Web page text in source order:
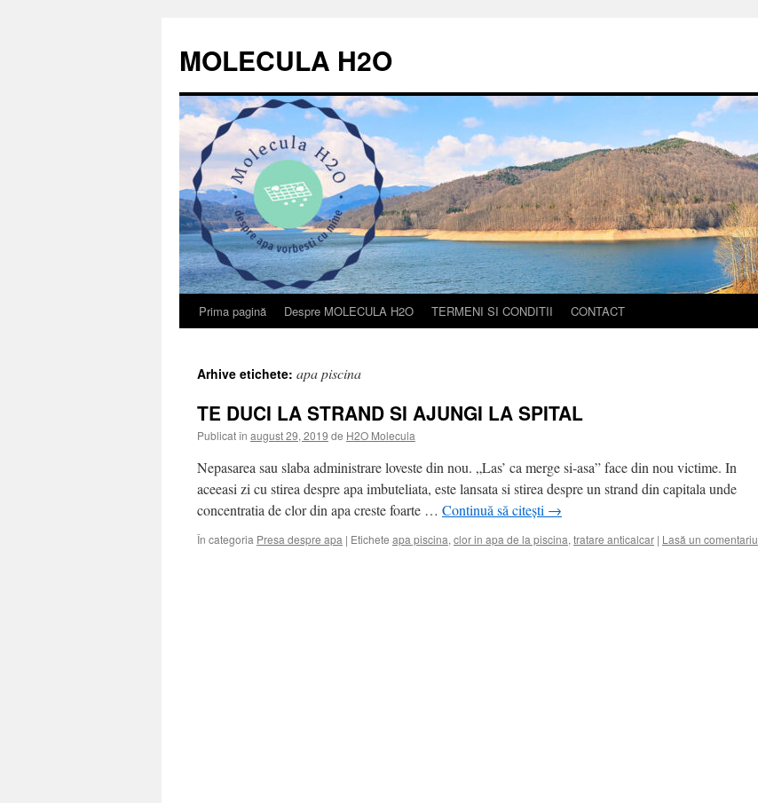
conținut
MOLECULA H2O
Prima pagină Despre MOLECULA H2O TERMENI SI CONDITII CONTACT
Arhive etichete: apa piscina
TE DUCI LA STRAND SI AJUNGI LA SPITAL
Publicat în august 29, 2019 de H2O Molecula
Nepasarea sau slaba administrare loveste din nou. „Las’ ca merge si-asa” face din nou victime. In
aceeasi zi cu stirea despre apa imbuteliata, este lansata si stirea despre un strand din capitala unde
concentratia de clor din apa creste foarte … Continuă să citești →
În categoria Presa despre apa | Etichete apa piscina, clor in apa de la piscina, tratare anticalcar | Lasă un comentariu